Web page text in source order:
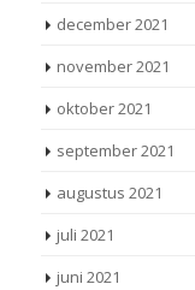
december 2021
november 2021
oktober 2021
september 2021
augustus 2021
juli 2021
juni 2021